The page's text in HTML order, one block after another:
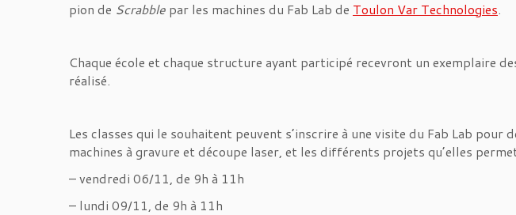
pion de Scrabble par les machines du Fab Lab de Toulon Var Technologies.
Chaque école et chaque structure ayant participé recevront un exemplaire
réalisé.
Les classes qui le souhaitent peuvent s’inscrire à une visite du Fab Lab pour
machines à gravure et découpe laser, et les différents projets qu’elles
– vendredi 06/11, de 9h à 11h
– lundi 09/11, de 9h à 11h